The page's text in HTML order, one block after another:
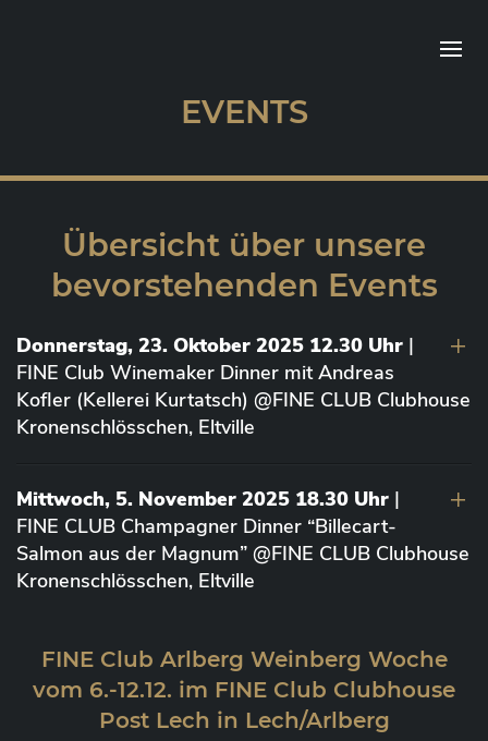
EVENTS
Übersicht über unsere
bevorstehenden Events
Donnerstag, 23. Oktober 2025 12.30 Uhr |
FINE Club Winemaker Dinner mit Andreas
Kofler (Kellerei Kurtatsch) @FINE CLUB Clubhouse
Kronenschlösschen, Eltville
Mittwoch, 5. November 2025 18.30 Uhr |
FINE CLUB Champagner Dinner “Billecart-
Salmon aus der Magnum” @FINE CLUB Clubhouse
Kronenschlösschen, Eltville
FINE Club Arlberg Weinberg Woche
vom 6.-12.12. im FINE Club Clubhouse
Post Lech in Lech/Arlberg